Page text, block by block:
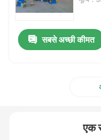
सबसे अच्छी कीमत
एक